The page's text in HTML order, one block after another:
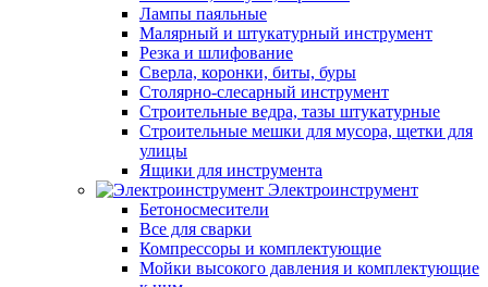
Лампы паяльные
Малярный и штукатурный инструмент
Резка и шлифование
Сверла, коронки, биты, буры
Столярно-слесарный инструмент
Строительные ведра, тазы штукатурные
Строительные мешки для мусора, щетки для
улицы
Ящики для инструмента
Электроинструмент
Бетоносмесители
Все для сварки
Компрессоры и комплектующие
Мойки высокого давления и комплектующие